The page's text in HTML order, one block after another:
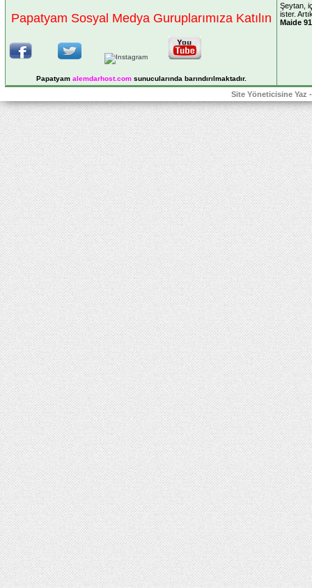
Papatyam Sosyal Medya Guruplarımıza Katılın
Papatyam alemdarhost.comsunucularında barındırılmaktadır.
Şeytan,
ister.
Maide 91
Site Yöneticisine Yaz